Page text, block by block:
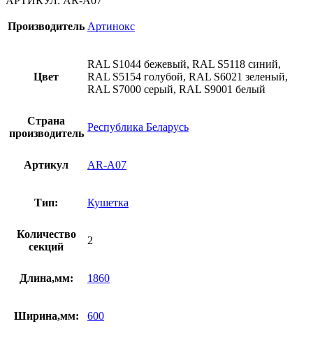
Производитель Артинокс
Цвет
RAL S1044 бежевый, RAL S5118 синий,
RAL S5154 голубой, RAL S6021 зеленый,
RAL S7000 серый, RAL S9001 белый
Страна
производитель
Республика Беларусь
Артикул AR-A07
Тип: Кушетка
Количество
секций
2
Длина,мм: 1860
Ширина,мм: 600